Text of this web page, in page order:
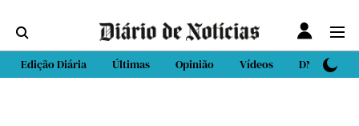
Edição Diária Últimas Opinião Vídeos DN Sport